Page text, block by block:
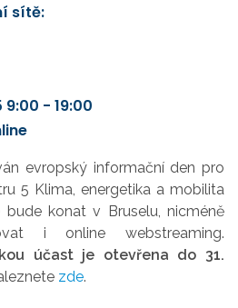
sítě:
9:00 - 19:00
evropský informační den pro
5 Klima, energetika a mobilita
konat v Bruselu, nicméně
i online webstreaming.
účast je otevřena do 31.
zde.